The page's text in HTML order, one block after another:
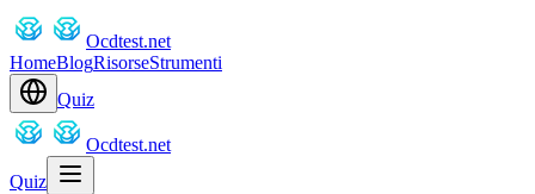
Ocdtest.net
HomeBlogRisorseStrumenti
Quiz
Ocdtest.net
Quiz